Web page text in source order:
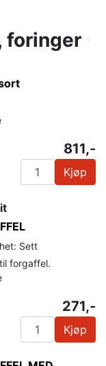
foringer
811,-
Kjøp
Sett
forgaffel.
271,-
Kjøp